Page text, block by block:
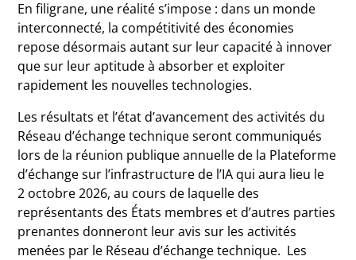
En filigrane, une réalité s’impose : dans un monde
interconnecté, la compétitivité des économies
repose désormais autant sur leur capacité à innover
que sur leur aptitude à absorber et exploiter
rapidement les nouvelles technologies.
Les résultats et l’état d’avancement des activités du
Réseau d’échange technique seront communiqués
lors de la réunion publique annuelle de la Plateforme
d’échange sur l’infrastructure de l’IA qui aura lieu le
2 octobre 2026, au cours de laquelle des
représentants des États membres et d’autres parties
prenantes donneront leur avis sur les activités
menées par le Réseau d’échange technique. Les